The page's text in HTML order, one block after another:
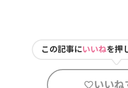
この記事にいいねを押
いいね